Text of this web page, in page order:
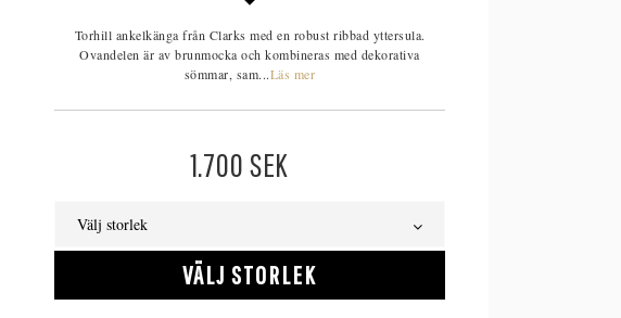
Torhill ankelkänga från Clarks med en robust ribbad yttersula.
Ovandelen är av brunmocka och kombineras med dekorativa
sömmar, sam...Läs mer
1.700 SEK
Välj storlek
VÄLJ STORLEK